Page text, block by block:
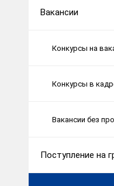
Вакансии
Конкурсы на
Конкурсы в
Вакансии без
Поступление на